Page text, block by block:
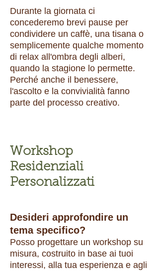
Durante la giornata ci
concederemo brevi pause per
condividere un caffè, una tisana o
semplicemente qualche momento
di relax all'ombra degli alberi,
quando la stagione lo permette.
Perché anche il benessere,
l'ascolto e la convivialità fanno
parte del processo creativo.
Workshop
Residenziali
Personalizzati
Desideri approfondire un
tema specifico?
Posso progettare un workshop su
misura, costruito in base ai tuoi
interessi, alla tua esperienza e agli